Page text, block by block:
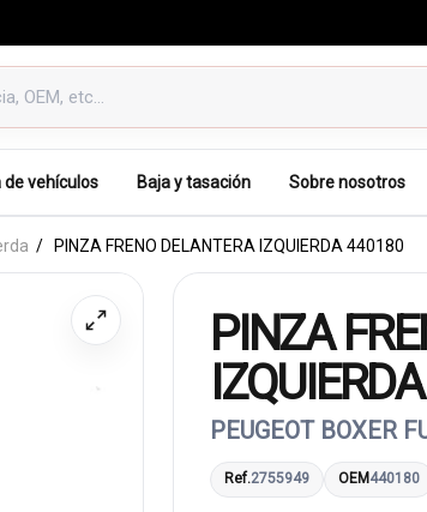
de vehículos Baja y tasación Sobre nosotros
PINZA FRENO DELANTERA IZQUIERDA 440180
PINZA
PEUGEOT BOXER
Ref.2755949 OEM 440180